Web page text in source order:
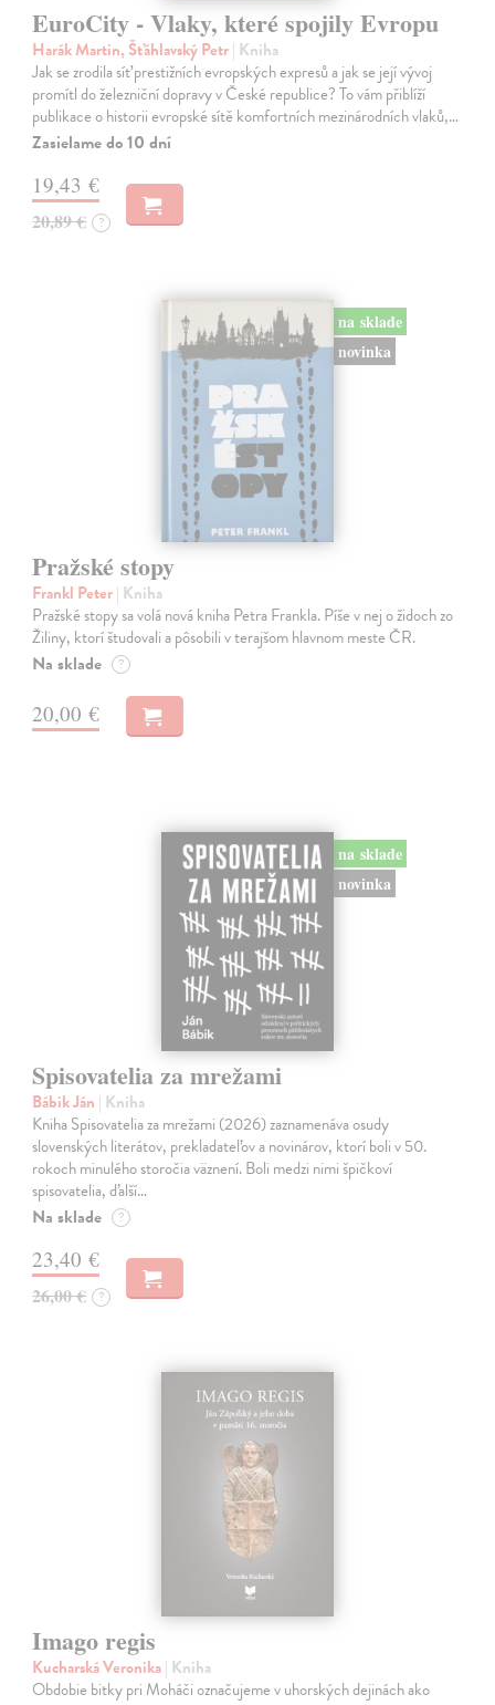
EuroCity - Vlaky, které spojily Evropu
Harák Martin, Šťáhlavský Petr| Kniha
Jak se zrodila síť prestižních evropských expresů a jak se její vývoj
promítl do železniční dopravy v České republice? To vám přiblíží
publikace o historii evropské sítě komfortních mezinárodních vlaků,…
Zasielame do 10 dní
19,43 €
20,89 € ?
na sklade
novinka
Pražské stopy
Frankl Peter| Kniha
Pražské stopy sa volá nová kniha Petra Frankla. Píše v nej o židoch zo
Žiliny, ktorí študovali a pôsobili v terajšom hlavnom meste ČR.
Na sklade ?
20,00 €
na sklade
novinka
Spisovatelia za mrežami
Bábik Ján | Kniha
Kniha Spisovatelia za mrežami (2026) zaznamenáva osudy
slovenských literátov, prekladateľov a novinárov, ktorí boli v 50.
rokoch minulého storočia väznení. Boli medzi nimi špičkoví
spisovatelia, ďalší…
Na sklade ?
23,40 €
26,00 € ?
Imago regis
Kucharská Veronika| Kniha
Obdobie bitky pri Moháči označujeme v uhorských dejinách ako